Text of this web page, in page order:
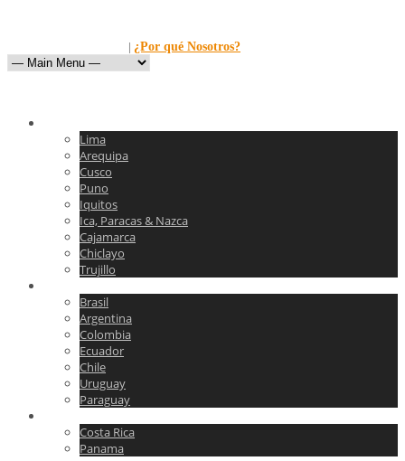
| ¿Por qué Nosotros?
Lima
Arequipa
Cusco
Puno
Iquitos
Ica, Paracas & Nazca
Cajamarca
Chiclayo
Trujillo
Brasil
Argentina
Colombia
Ecuador
Chile
Uruguay
Paraguay
Costa Rica
Panama